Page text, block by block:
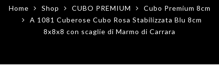
Home Shop CUBO PREMIUM
Cubo Premium 8cm
A 1081 Cuberose Cubo Rosa Stabilizzata Blu 8cm
8x8x8 con scaglie di Marmo di Carrara